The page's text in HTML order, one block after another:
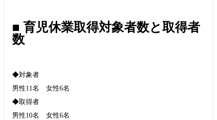
■ 育児休業取得対象者数と取得者
数
◆対象者
男性11名 女性6名
◆取得者
男性10名 女性6名